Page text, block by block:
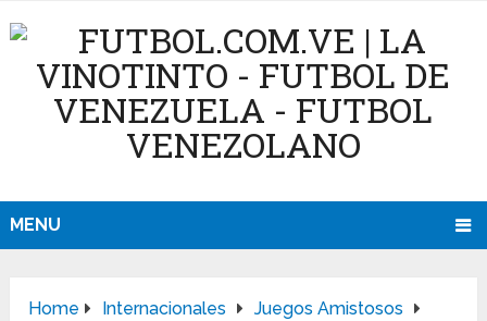
MENU
Home Internacionales
Juegos Amistosos